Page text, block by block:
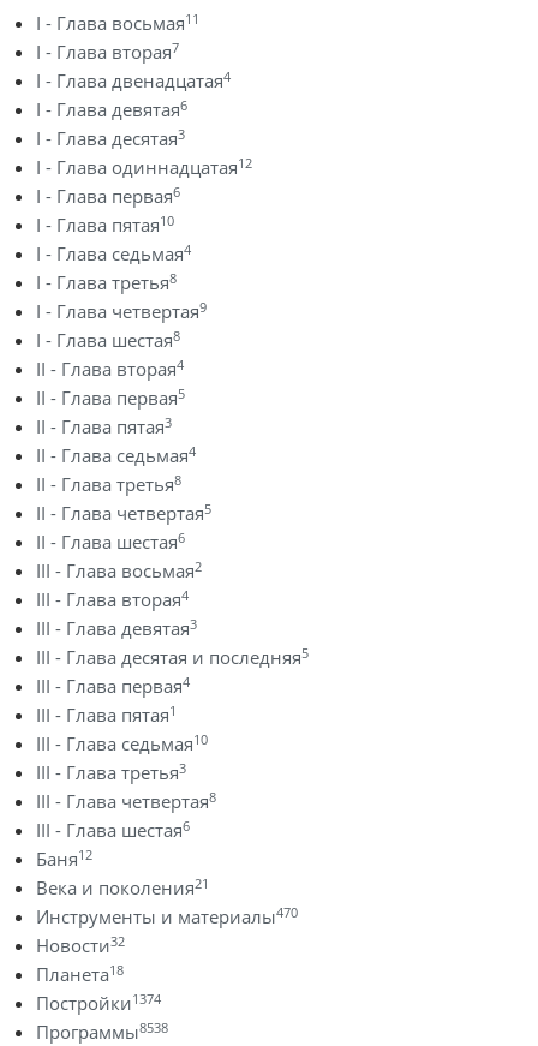
I - Глава восьмая11
I - Глава вторая7
I - Глава двенадцатая4
I - Глава девятая6
I - Глава десятая3
I - Глава одиннадцатая12
I - Глава первая6
I - Глава пятая10
I - Глава седьмая4
I - Глава третья8
I - Глава четвертая9
I - Глава шестая8
II - Глава вторая4
II - Глава первая5
II - Глава пятая3
II - Глава седьмая4
II - Глава третья8
II - Глава четвертая5
II - Глава шестая6
III - Глава восьмая2
III - Глава вторая4
III - Глава девятая3
III - Глава десятая и последняя5
III - Глава первая4
III - Глава пятая1
III - Глава седьмая10
III - Глава третья3
III - Глава четвертая8
III - Глава шестая6
Баня12
Века и поколения21
Инструменты и материалы470
Новости32
Планета18
Постройки1374
Программы8538